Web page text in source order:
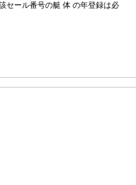
セール番号の艇 体 の年登録は必